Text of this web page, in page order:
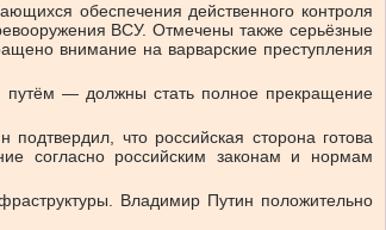
обеспечения действенного контроля
ВСУ. Отмечены также серьёзные
внимание на варварские преступления
путём — должны стать полное прекращение
что российская сторона готова
согласно российским законам и нормам
Владимир Путин положительно